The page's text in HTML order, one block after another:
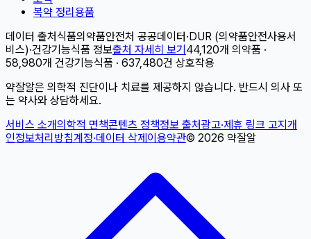
복약 정리용품
데이터 출처 식품의약품안전처 공공데이터 · DUR (의약품안전사용서
비스)·건강기능식품 정보출처 자세히 보기 44,120개 의약품 ·
58,980개 건강기능식품 · 637,480건 상호작용
약잘알은 의학적 진단이나 치료를 제공하지 않습니다. 반드시 의사 또
는 약사와 상담하세요.
서비스 소개의학적 면책콘텐츠 정책정보 출처광고·제휴 링크 고지 개
인정보처리방침계정·데이터 삭제 이용약관© 2026 약잘알